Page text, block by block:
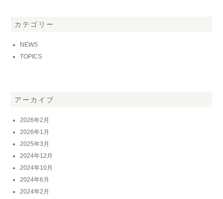
カテゴリー
NEWS
TOPICS
アーカイブ
2026年2月
2026年1月
2025年3月
2024年12月
2024年10月
2024年6月
2024年2月